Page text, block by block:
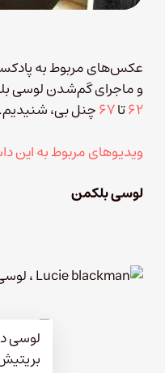
عکس‌های مربوط به
و ماجرای گم‌شدن لوسی
۶۲تا۶۷چنل‌ بی، شنیدیم.
ویدیوهای مربوط به این
لوسی بلکمن
لوسی